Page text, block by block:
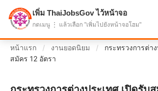
แบ่งปันโอกาส เพื่ออนาคตที่ก้าวหน้า
หน้าแรก / งานยอดนิยม /
กระทรวงการต่า
สมัคร 12 อัตรา
เพิ่ม ThaiJobsGov ไว้หน้าจอ
กดเมนู ⋮ แล้วเลือก "เพิ่มไปยังหน้าจอโฮม"